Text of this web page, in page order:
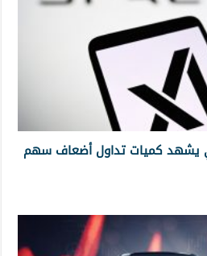
كميات تداول أضعاف سهم